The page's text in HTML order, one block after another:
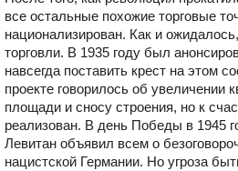
все остальные похожие торговые
национализирован. Как и
торговли. В 1935 году был
навсегда поставить крест на этом
проекте говорилось об увеличении
площади и сносу строения, но к
реализован. В день Победы в 1945
Левитан объявил всем о
нацистской Германии. Но угроза